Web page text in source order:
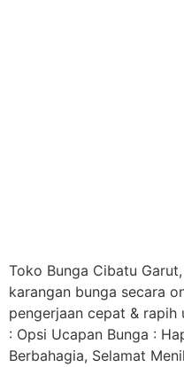
Toko Bunga Cibatu
karangan bunga secara
pengerjaan cepat &
: Opsi Ucapan Bunga :
Berbahagia, Selamat